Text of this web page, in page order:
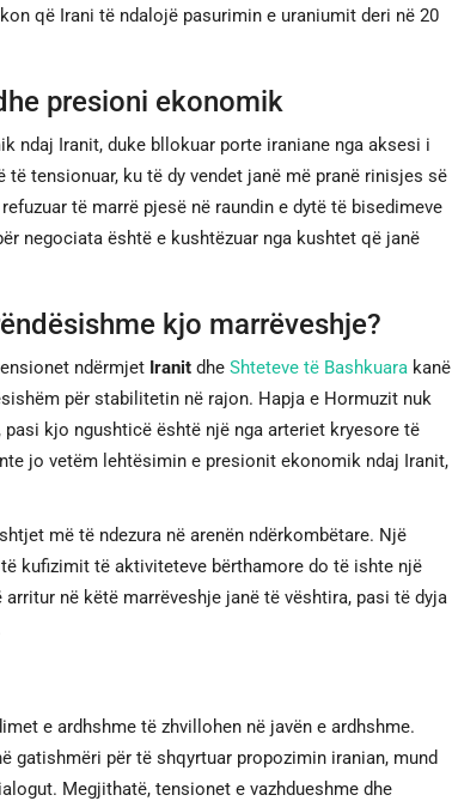
që Irani të ndalojë pasurimin e uraniumit deri në 20
presioni ekonomik
ndaj Iranit, duke bllokuar porte iraniane nga aksesi i
tensionuar, ku të dy vendet janë më pranë rinisjes së
të marrë pjesë në raundin e dytë të bisedimeve
negociata është e kushtëzuar nga kushtet që janë
kjo marrëveshje?
ndërmjet Iranit dhe Shteteve të Bashkuara kanë
për stabilitetin në rajon. Hapja e Hormuzit nuk
kjo ngushticë është një nga arteriet kryesore të
jo vetëm lehtësimin e presionit ekonomik ndaj Iranit,
më të ndezura në arenën ndërkombëtare. Një
kufizimit të aktiviteteve bërthamore do të ishte një
në këtë marrëveshje janë të vështira, pasi të dyja
e ardhshme të zhvillohen në javën e ardhshme.
gatishmëri për të shqyrtuar propozimin iranian, mund
Megjithatë, tensionet e vazhdueshme dhe